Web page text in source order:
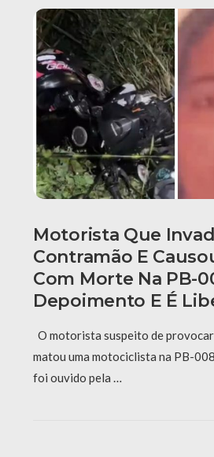
Motorista Que
Contramão E
Com Morte Na PB-
Depoimento E É
O motorista suspeito de
matou uma motociclista na PB-
foi ouvido pela …